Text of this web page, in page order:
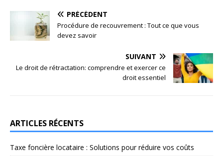
PRÉCÉDENT
Procédure de recouvrement : Tout ce que vous
devez savoir
SUIVANT
Le droit de rétractation: comprendre et exercer ce
droit essentiel
ARTICLES RÉCENTS
Taxe foncière locataire : Solutions pour réduire vos coûts